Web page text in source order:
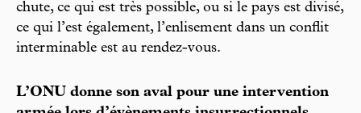
chute, ce qui est très possible, ou si le pays est divisé,
ce qui l’est également, l’enlisement dans un conflit
interminable est au rendez-vous.
L’ONU donne son aval pour une intervention